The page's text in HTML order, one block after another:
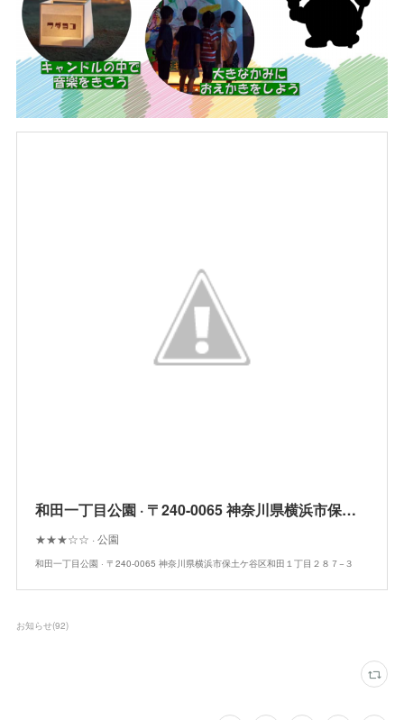
和田一丁目公園 · 〒240-0065 神奈川県横浜市保土ケ谷区和田１丁目２８７−３
★★★☆☆ · 公園
和田一丁目公園 · 〒240-0065 神奈川県横浜市保土ケ谷区和田１丁目２８７−３
お知らせ(92)